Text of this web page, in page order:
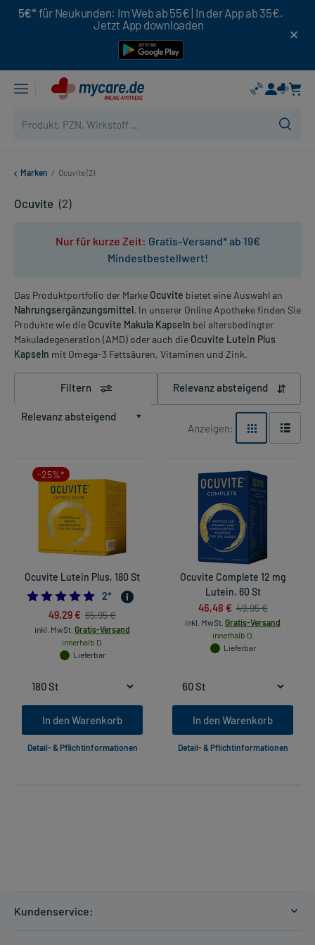
5€* für Neukunden: Im Web ab 55€ | In der App ab 35€.
Jetzt App downloaden
Marken / Ocuvite (2)
Ocuvite (2)
Nur für kurze Zeit: Gratis-Versand* ab 19€
Mindestbestellwert!
Das Produktportfolio der Marke Ocuvite bietet eine Auswahl an
Nahrungsergänzungsmittel. In unserer Online Apotheke finden Sie
Produkte wie die Ocuvite Makula Kapseln bei altersbedingter
Makuladegeneration (AMD) oder auch die Ocuvite Lutein Plus
Kapseln mit Omega-3 Fettsäuren, Vitaminen und Zink.
Filtern Relevanz absteigend
Relevanz absteigend
Anzeigen:
-25%*
Ocuvite Lutein Plus, 180 St
5.0
2*
49,29 € 65,95 €
inkl. MwSt. Gratis-Versand
innerhalb D.
Lieferbar
In den Warenkorb
Detail- & Pflichtinformationen
Ocuvite Complete 12 mg
Lutein, 60 St
46,48 € 49,95 €
inkl. MwSt. Gratis-Versand
innerhalb D.
Lieferbar
In den Warenkorb
Detail- & Pflichtinformationen
Kundenservice: